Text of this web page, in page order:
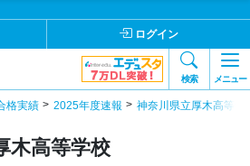
ログイン
検索 メニュー
格実績 2025年度速報 神奈川県立厚木高等学
木高等学校